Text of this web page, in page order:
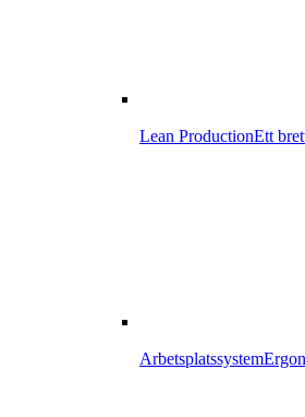
Lean ProductionEtt
Arbetsplatssystem